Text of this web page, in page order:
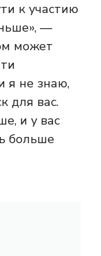
к участию
—
может
я не знаю,
для вас.
и у вас
больше